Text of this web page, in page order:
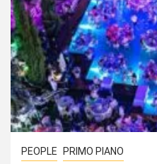
PEOPLE PRIMO PIANO